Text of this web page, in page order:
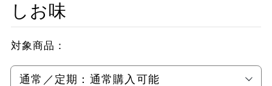
しお味
対象商品：
通常／定期： 通常購入可能